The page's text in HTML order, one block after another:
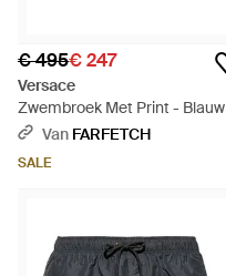
€ 495€ 247
Versace
Zwembroek Met Print - Blauw
Van FARFETCH
SALE